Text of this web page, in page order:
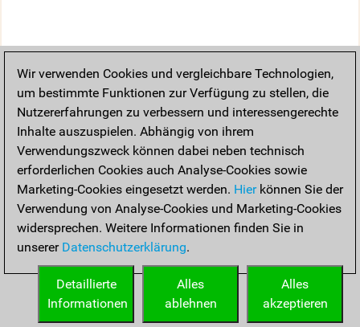
Wir verwenden Cookies und vergleichbare Technologien,
um bestimmte Funktionen zur Verfügung zu stellen, die
Nutzererfahrungen zu verbessern und interessengerechte
Inhalte auszuspielen. Abhängig von ihrem
Verwendungszweck können dabei neben technisch
erforderlichen Cookies auch Analyse-Cookies sowie
Marketing-Cookies eingesetzt werden. Hierkönnen Sie der
Verwendung von Analyse-Cookies und Marketing-Cookies
widersprechen. Weitere Informationen finden Sie in
unserer Datenschutzerklärung.
Alles
akzeptieren
Alles
ablehnen
Detaillierte
Informationen